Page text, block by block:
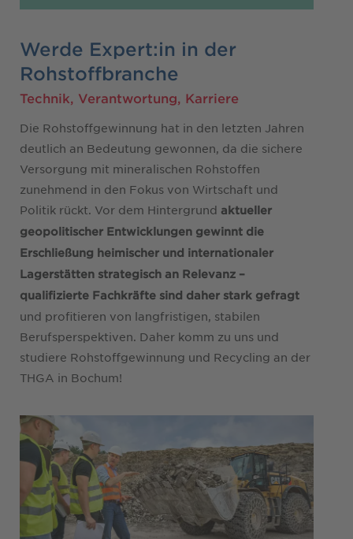
Werde Expert:in in der
Rohstoffbranche
Technik, Verantwortung, Karriere
Die Rohstoffgewinnung hat in den letzten Jahren
deutlich an Bedeutung gewonnen, da die sichere
Versorgung mit mineralischen Rohstoffen
zunehmend in den Fokus von Wirtschaft und
Politik rückt. Vor dem Hintergrund aktueller
geopolitischer Entwicklungen gewinnt die
Erschließung heimischer und internationaler
Lagerstätten strategisch an Relevanz –
qualifizierte Fachkräfte sind daher stark gefragt
und profitieren von langfristigen, stabilen
Berufsperspektiven. Daher komm zu uns und
studiere Rohstoffgewinnung und Recycling an der
THGA in Bochum!